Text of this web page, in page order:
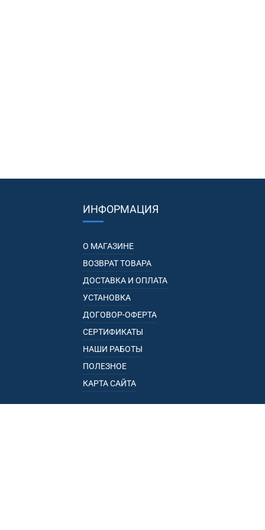
ИНФОРМАЦИЯ
О МАГАЗИНЕ
ВОЗВРАТ ТОВАРА
ДОСТАВКА И ОПЛАТА
УСТАНОВКА
ДОГОВОР-ОФЕРТА
СЕРТИФИКАТЫ
НАШИ РАБОТЫ
ПОЛЕЗНОЕ
КАРТА САЙТА